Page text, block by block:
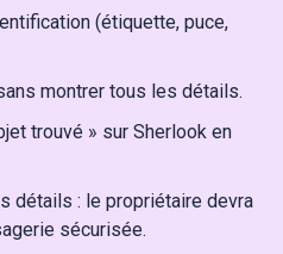
(étiquette, puce,
montrer tous les détails.
trouvé » sur Sherlook en
détails : le propriétaire devra
sécurisée.